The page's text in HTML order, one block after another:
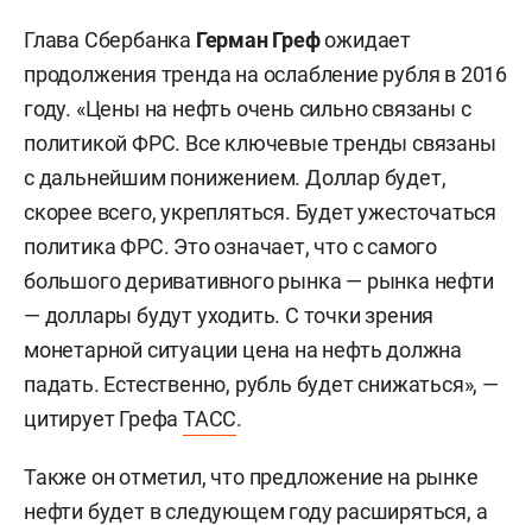
Глава Сбербанка Герман Грефожидает
продолжения тренда на ослабление рубля в 2016
году. «Цены на нефть очень сильно связаны с
политикой ФРС. Все ключевые тренды связаны
с дальнейшим понижением. Доллар будет,
скорее всего, укрепляться. Будет ужесточаться
политика ФРС. Это означает, что с самого
большого деривативного рынка — рынка нефти
— доллары будут уходить. С точки зрения
монетарной ситуации цена на нефть должна
падать. Естественно, рубль будет снижаться», —
цитирует ГрефаТАСС.
Также он отметил, что предложение на рынке
нефти будет в следующем году расширяться, а